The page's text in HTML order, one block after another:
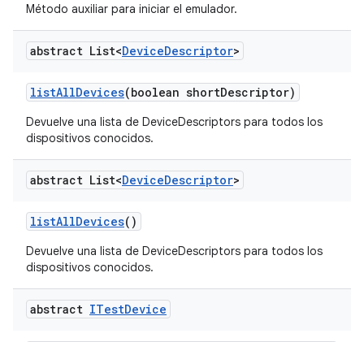
Método auxiliar para iniciar el emulador.
abstract List<DeviceDescriptor>
listAllDevices(boolean shortDescriptor)
Devuelve una lista de DeviceDescriptors para todos los
dispositivos conocidos.
abstract List<DeviceDescriptor>
listAllDevices()
Devuelve una lista de DeviceDescriptors para todos los
dispositivos conocidos.
abstract ITestDevice